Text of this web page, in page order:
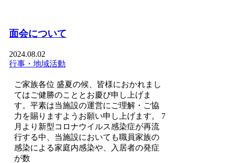
面会について
2024.08.02
行事・地域活動
ご家族各位 盛夏の候、皆様におかれまし
てはご健勝のこととお慶び申し上げま
す。平素は当施設の運営にご理解・ご協
力を賜りますようお願い申し上げます。 7
月より新型コロナウイルス感染症が再流
行する中、当施設においても職員家族の
感染による家庭内感染や、入居者の発症
が数